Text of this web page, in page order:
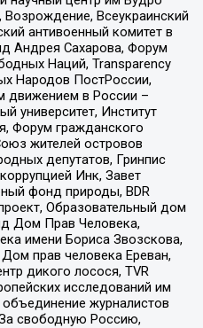
Всеукраинский
антивоенный комитет в
Андрея Сахарова, Форум
Наций, Transparеncy
Народов ПостРоссии,
движением в России –
университет, Институт
Форум гражданского
жителей островов
депутатов, Гринпис
Инк, Завет
фонд природы, BDR
Образовательный дом
Дом Прав Человека,
имени Бориса Звозскова,
прав человека Ереван,
дикого лосося, TVR
исследований им
журналистов
свободную Россию,